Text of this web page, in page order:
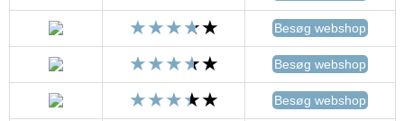
Besøg webshop
Besøg webshop
Besøg webshop